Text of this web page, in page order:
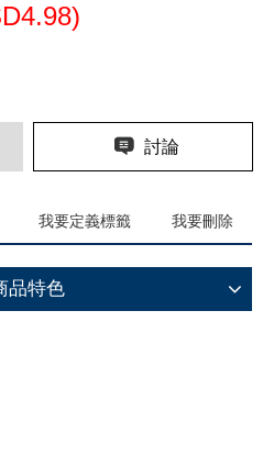
4.98)
討論
我要定義標籤 我要刪除
品特色